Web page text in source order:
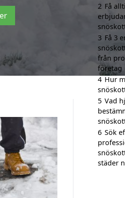
2 Få
3 Få 3
från
företag
4 Hur
5 Vad
6 Sök
städer